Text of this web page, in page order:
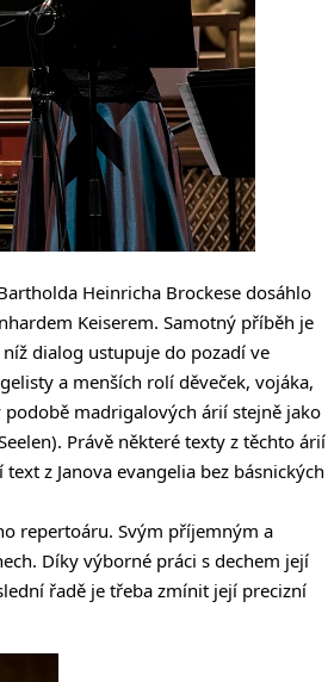
Heinricha Brockese dosáhlo
Keiserem. Samotný příběh je
dialog ustupuje do pozadí ve
a menších rolí děveček, vojáka,
podobě madrigalových árií stejně jako
Právě některé texty z těchto árií
z Janova evangelia bez básnických
repertoáru. Svým příjemným a
Díky výborné práci s dechem její
řadě je třeba zmínit její precizní